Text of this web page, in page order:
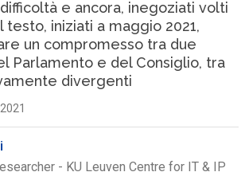
e ancora, inegoziati volti
testo, iniziati a maggio 2021,
un compromesso tra due
Parlamento e del Consiglio, tra
divergenti
- KU Leuven Centre for IT & IP